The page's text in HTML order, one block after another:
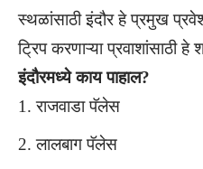
स्थळांसाठी इंदौर हे प्रमुख
ट्रिप करणाऱ्या प्रवाशांसाठी हे
इंदौरमध्ये काय पाहाल?
राजवाडा पॅलेस
लालबाग पॅलेस